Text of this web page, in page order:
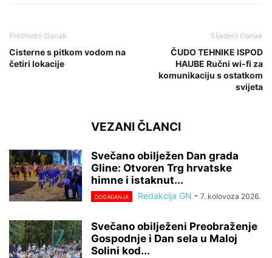
Prethodni članak
Cisterne s pitkom vodom na
četiri lokacije
Sljedeći članak
ČUDO TEHNIKE ISPOD
HAUBE Ručni wi-fi za
komunikaciju s ostatkom
svijeta
VEZANI ČLANCI
Svečano obilježen Dan grada
Gline: Otvoren Trg hrvatske
himne i istaknut...
DOGAĐANJA Redakcija GN - 7. kolovoza 2026.
Svečano obilježeni Preobraženje
Gospodnje i Dan sela u Maloj
Solini kod...